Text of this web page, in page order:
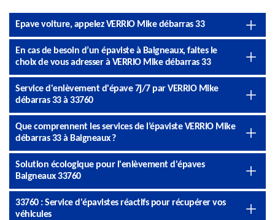
Epave voiture, appelez VERRIO Mike débarras 33
En cas de besoin d’un épaviste à Baigneaux, faites le
choix de vous adresser à VERRIO Mike débarras 33
Service d'enlèvement d'épave 7j/7 par VERRIO Mike
débarras 33 à 33760
Que comprennent les services de l’épaviste VERRIO Mike
débarras 33 à Baigneaux ?
Solution écologique pour l'enlèvement d'épaves
Baigneaux 33760
33760 : Service d'épavistes réactifs pour récupérer vos
véhicules